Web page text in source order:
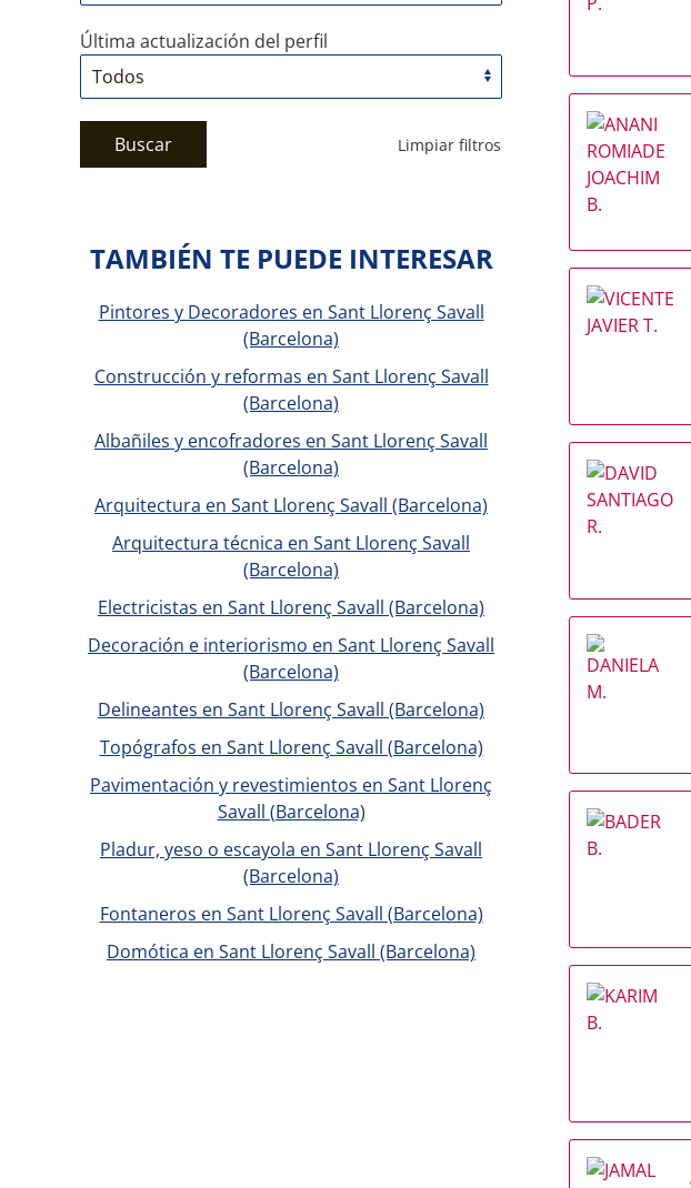
Última actualización del perfil
Buscar Limpiar filtros
TAMBIÉN TE PUEDE INTERESAR
Pintores y Decoradores en Sant Llorenç Savall
(Barcelona)
Construcción y reformas en Sant Llorenç Savall
(Barcelona)
Albañiles y encofradores en Sant Llorenç Savall
(Barcelona)
Arquitectura en Sant Llorenç Savall (Barcelona)
Arquitectura técnica en Sant Llorenç Savall
(Barcelona)
Electricistas en Sant Llorenç Savall (Barcelona)
Decoración e interiorismo en Sant Llorenç Savall
(Barcelona)
Delineantes en Sant Llorenç Savall (Barcelona)
Topógrafos en Sant Llorenç Savall (Barcelona)
Pavimentación y revestimientos en Sant Llorenç
Savall (Barcelona)
Pladur, yeso o escayola en Sant Llorenç Savall
(Barcelona)
Fontaneros en Sant Llorenç Savall (Barcelona)
Domótica en Sant Llorenç Savall (Barcelona)